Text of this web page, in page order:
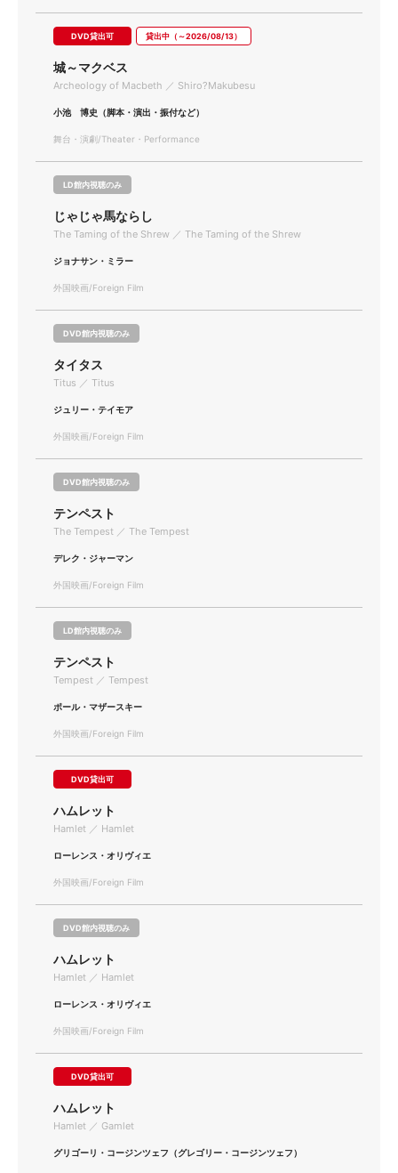
DVD貸出可 貸出中（～2026/08/13）
城～マクベス
Archeology of Macbeth ／ Shiro?Makubesu
小池 博史（脚本・演出・振付など）
舞台・演劇/Theater・Performance
LD館内視聴のみ
じゃじゃ馬ならし
The Taming of the Shrew ／ The Taming of the Shrew
ジョナサン・ミラー
外国映画/Foreign Film
DVD館内視聴のみ
タイタス
Titus ／ Titus
ジュリー・テイモア
外国映画/Foreign Film
DVD館内視聴のみ
テンペスト
The Tempest ／ The Tempest
デレク・ジャーマン
外国映画/Foreign Film
LD館内視聴のみ
テンペスト
Tempest ／ Tempest
ポール・マザースキー
外国映画/Foreign Film
DVD貸出可
ハムレット
Hamlet ／ Hamlet
ローレンス・オリヴィエ
外国映画/Foreign Film
DVD館内視聴のみ
ハムレット
Hamlet ／ Hamlet
ローレンス・オリヴィエ
外国映画/Foreign Film
DVD貸出可
ハムレット
Hamlet ／ Gamlet
グリゴーリ・コージンツェフ（グレゴリー・コージンツェフ）